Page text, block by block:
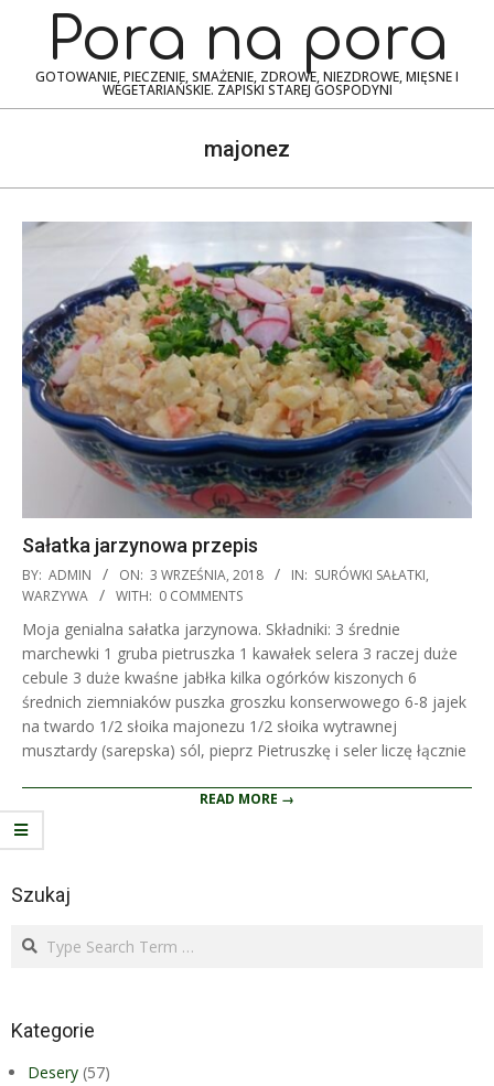
content
NavigationPora na pora
GOTOWANIE, PIECZENIE, SMAŻENIE, ZDROWE, NIEZDROWE, MIĘSNE I
WEGETARIAŃSKIE. ZAPISKI STAREJ GOSPODYNI
majonez
Sałatka jarzynowa przepis
2018-
09-
BY: ADMIN ON: 3 WRZEŚNIA, 2018 IN: SURÓWKI SAŁATKI,
WARZYWA
WITH: 0 COMMENTS
Moja genialna sałatka jarzynowa. Składniki: 3 średnie
marchewki 1 gruba pietruszka 1 kawałek selera 3 raczej duże
cebule 3 duże kwaśne jabłka kilka ogórków kiszonych 6
średnich ziemniaków puszka groszku konserwowego 6-8 jajek
na twardo 1/2 słoika majonezu 1/2 słoika wytrawnej
musztardy (sarepska) sól, pieprz Pietruszkę i seler liczę łącznie
READ MORE →
Szukaj
Search
Kategorie
Desery (57)